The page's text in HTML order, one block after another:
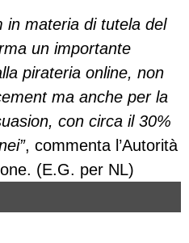
in materia di tutela del
un importante
pirateria online, non
ma anche per la
con circa il 30%
, commenta l’Autorità
(E.G. per NL)